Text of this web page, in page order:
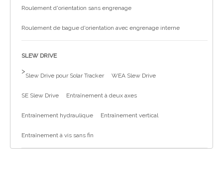
Roulement d'orientation sans engrenage
Roulement de bague d'orientation avec engrenage interne
SLEW DRIVE
>
Slew Drive pour Solar Tracker WEA Slew Drive
SE Slew Drive Entraînement à deux axes
Entraînement hydraulique Entraînement vertical
Entraînement à vis sans fin